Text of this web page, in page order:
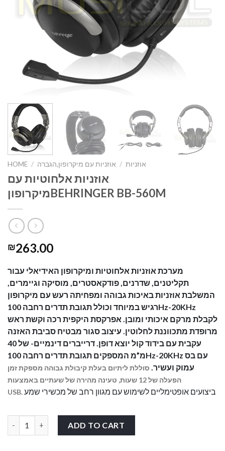
HOME / אוזניות / אוזניות עם מיקרופון,הגברה
אוזניות אלחוטיות עם
מיקרופוןBEHRINGER BB-560M
₪263.00
מערכת אוזניות אלחוטיות ומיקרופון האידיאלי עבור
תקליטנים, שדרנים, פודקאסטרים, מוסיקה וגיימרים,
המשלבת אוזניות באיכות גבוהה ומפחיתה רעש עם מיקרופון
רגיש במיוחד וכולל תגובת תדרים רחבה 100Hz-20KHz
לקבלת מרקם איכותי ומובן. אפרקסת היקפית רכה וקשת ראש
מרופדת מתכווננת לחלוטין. עיצוב סגור מבטיח סביבת האזנה
עקבית עם בידוד קול יוצא דופן.
דרייברים דינמיים- של 40
מ”מ המספקים תגובת תדרים רחבה 100Hz-20KHz עם בס
עמוק ועשיר. סוללת ליתיום בעלת קיבולת גבוהה מספקת זמן
הפעלה של 12 שעות,
טעינה מהירה של שעתיים באמצעות
USB.
ביצועים אופטימליים לשימוש עם מגוון רחב של מכשירי שמע
ADD TO CART